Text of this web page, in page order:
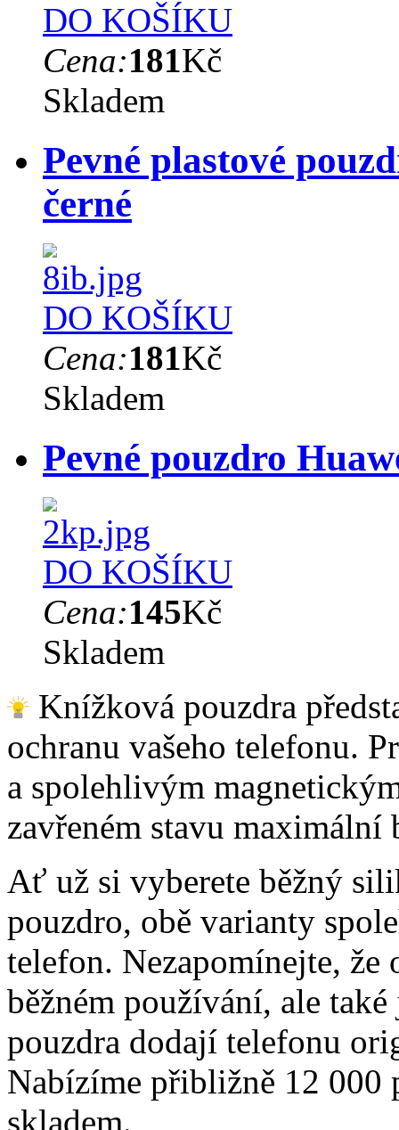
DO KOŠÍKU
Cena:181Kč
Skladem
Pevné plastové
černé
DO KOŠÍKU
Cena:181Kč
Skladem
Pevné pouzdro
DO KOŠÍKU
Cena:145Kč
Skladem
Knížková pouzdra
ochranu vašeho telefonu.
a spolehlivým
zavřeném stavu maximální
Ať už si vyberete běžný
pouzdro, obě varianty
telefon. Nezapomínejte,
běžném používání, ale
pouzdra dodají telefonu
Nabízíme přibližně 12 000
skladem.